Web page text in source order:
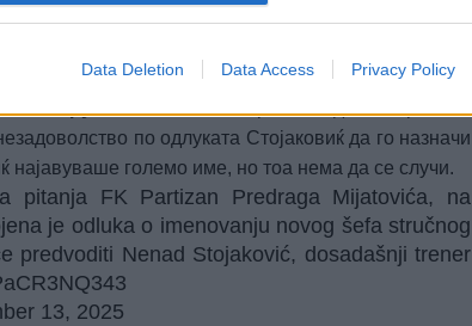
Data Deletion Data Access Privacy Policy
водство ја освоија титулата Младинска
во Младинската лига на УЕФА за прв пат во
на стручниот штаб
по одлуката Стојаковиќ да го назначи
најавуваше големо име, но тоа нема да се случи.
pitanja FK Partizan Predraga Mijatovića, na
je odluka o imenovanju novog šefa stručnog
predvoditi Nenad Stojaković, dosadašnji trener
13, 2025